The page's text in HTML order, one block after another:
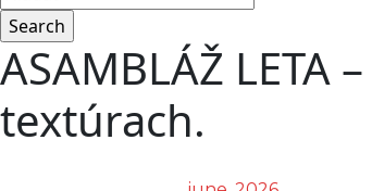
ASAMBLÁŽ LETA
textúrach.